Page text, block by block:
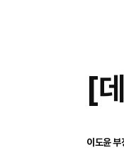
[
이도윤 부